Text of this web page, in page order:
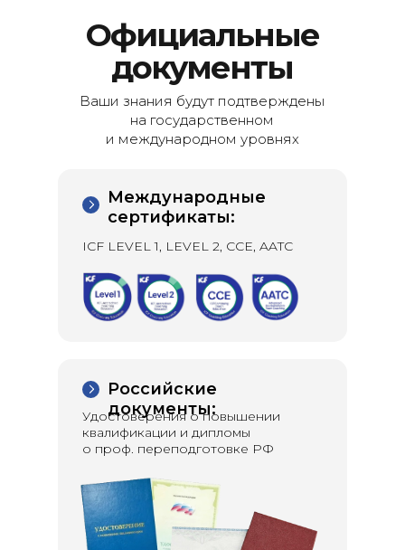
Официальные
документы
Ваши знания будут подтверждены
на государственном
и международном уровнях
Международные
сертификаты:
ICF LEVEL 1, LEVEL 2, CCE, AATC
Российские
документы:
Удостоверения о повышении
квалификации и дипломы
о проф. переподготовке РФ